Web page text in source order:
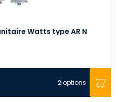
Watts type AR N
2 options